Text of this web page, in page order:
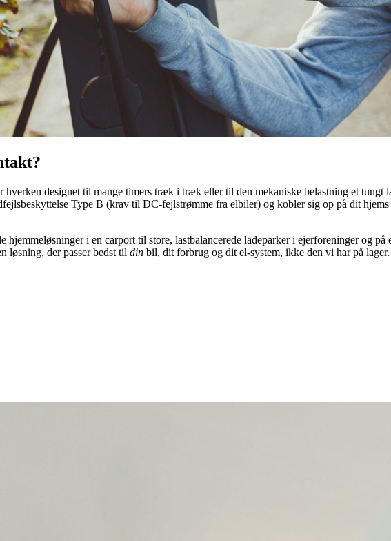
designet til mange timers træk i træk eller til den mekaniske belastning et tungt
Type B (krav til DC-fejlstrømme fra elbiler) og kobler sig op på dit
i en carport til store, lastbalancerede ladeparker i ejerforeninger og
løsning, der passer bedst til din bil, dit forbrug og dit el-system, ikke den vi har på lager.